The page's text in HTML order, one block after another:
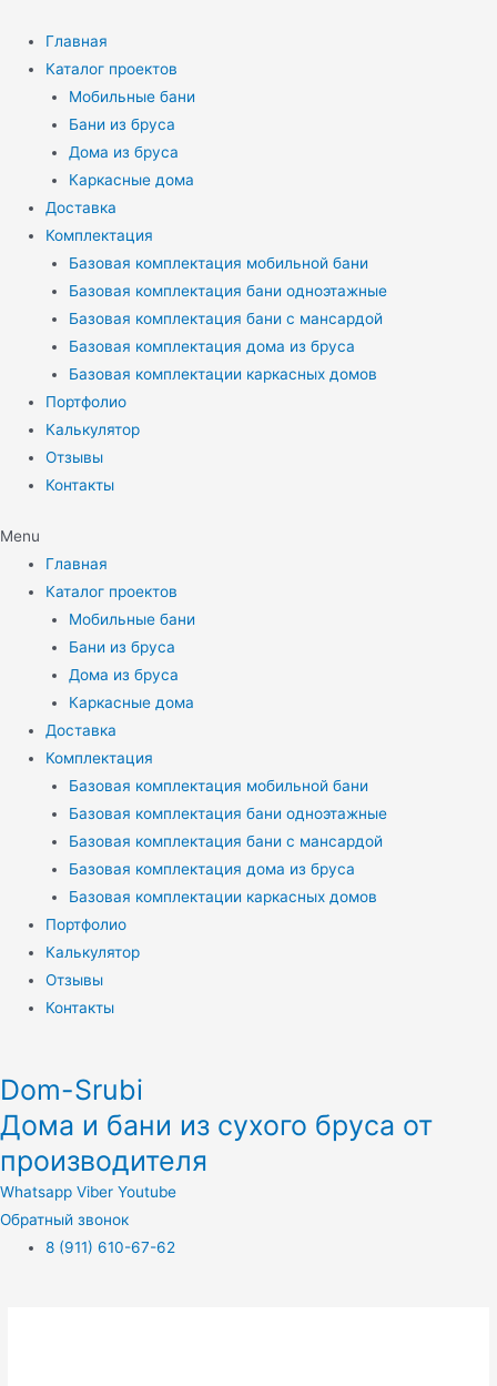
содержимому
Главная
Каталог проектов
Мобильные бани
Бани из бруса
Дома из бруса
Каркасные дома
Доставка
Комплектация
Базовая комплектация мобильной бани
Базовая комплектация бани одноэтажные
Базовая комплектация бани с мансардой
Базовая комплектация дома из бруса
Базовая комплектации каркасных домов
Портфолио
Калькулятор
Отзывы
Контакты
Menu
Главная
Каталог проектов
Мобильные бани
Бани из бруса
Дома из бруса
Каркасные дома
Доставка
Комплектация
Базовая комплектация мобильной бани
Базовая комплектация бани одноэтажные
Базовая комплектация бани с мансардой
Базовая комплектация дома из бруса
Базовая комплектации каркасных домов
Портфолио
Калькулятор
Отзывы
Контакты
Dom-Srubi
Дома и бани из сухого бруса от
производителя
Whatsapp Viber Youtube
Обратный звонок
8 (911) 610-67-62